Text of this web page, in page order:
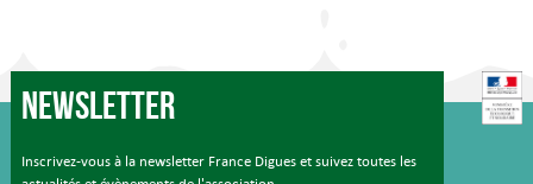
Newsletter
Inscrivez-vous à la newsletter France Digues et suivez toutes les